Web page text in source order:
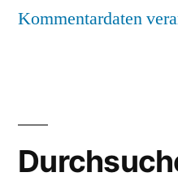
Kommentardaten